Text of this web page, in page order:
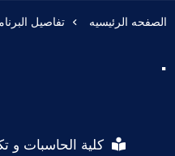
الصفحه الرئيسيه تفاصيل
.
كلية الحاسبات و